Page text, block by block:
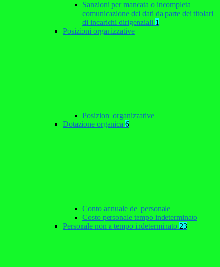
Sanzioni per mancata o incompleta
comunicazione dei dati da parte dei titolari
di incarichi dirigenziali 1
Posizioni organizzative
Posizioni organizzative
Dotazione organica 6
Conto annuale del personale
Costo personale tempo indeterminato
Personale non a tempo indeterminato 23